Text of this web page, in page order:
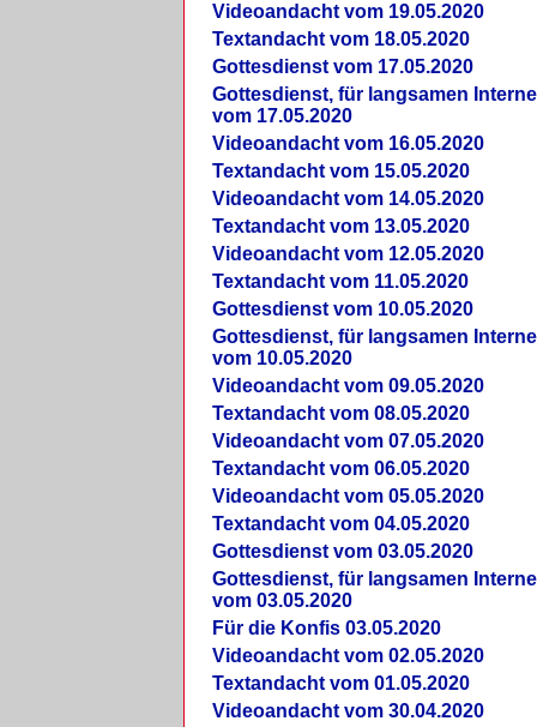
Videoandacht vom 19.05.2020
Textandacht vom 18.05.2020
Gottesdienst vom 17.05.2020
Gottesdienst, für langsamen
vom 17.05.2020
Videoandacht vom 16.05.2020
Textandacht vom 15.05.2020
Videoandacht vom 14.05.2020
Textandacht vom 13.05.2020
Videoandacht vom 12.05.2020
Textandacht vom 11.05.2020
Gottesdienst vom 10.05.2020
Gottesdienst, für langsamen
vom 10.05.2020
Videoandacht vom 09.05.2020
Textandacht vom 08.05.2020
Videoandacht vom 07.05.2020
Textandacht vom 06.05.2020
Videoandacht vom 05.05.2020
Textandacht vom 04.05.2020
Gottesdienst vom 03.05.2020
Gottesdienst, für langsamen
vom 03.05.2020
Für die Konfis 03.05.2020
Videoandacht vom 02.05.2020
Textandacht vom 01.05.2020
Videoandacht vom 30.04.2020